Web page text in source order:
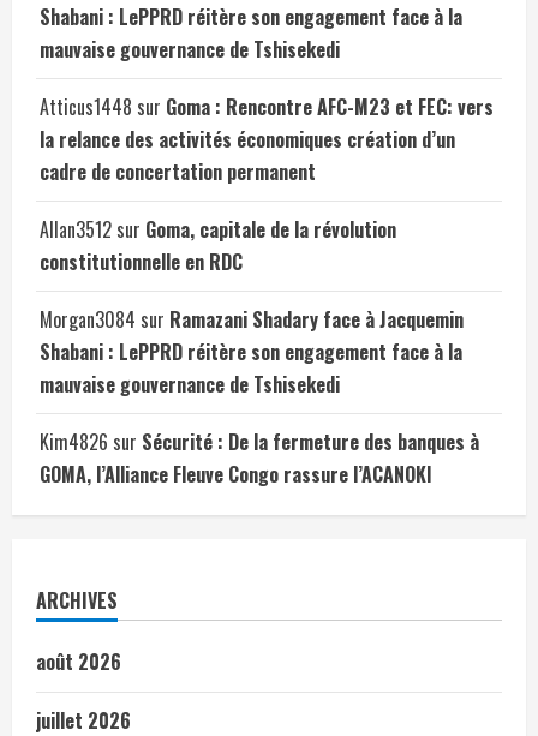
Shabani : LePPRD réitère son engagement face à la
mauvaise gouvernance de Tshisekedi
Atticus1448 sur Goma : Rencontre AFC-M23 et FEC: vers
la relance des activités économiques création d’un
cadre de concertation permanent
Allan3512 sur Goma, capitale de la révolution
constitutionnelle en RDC
Morgan3084 sur Ramazani Shadary face à Jacquemin
Shabani : LePPRD réitère son engagement face à la
mauvaise gouvernance de Tshisekedi
Kim4826 sur Sécurité : De la fermeture des banques à
GOMA, l’Alliance Fleuve Congo rassure l’ACANOKI
ARCHIVES
août 2026
juillet 2026